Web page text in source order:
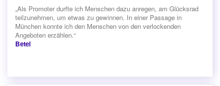
„Als Promoter durfte ich Menschen dazu anregen, am Glücksrad
teilzunehmen, um etwas zu gewinnen. In einer Passage in
München konnte ich den Menschen von den verlockenden
Angeboten erzählen.“
Betel